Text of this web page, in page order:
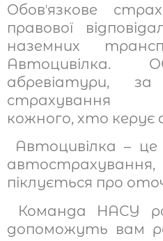
Обовʼязкове
правової
наземних
Автоцивілка.
абревіатури,
страхування
кожного, хто керує
Автоцивілка – це
піклується про
Команда НАСУ
допоможуть вам